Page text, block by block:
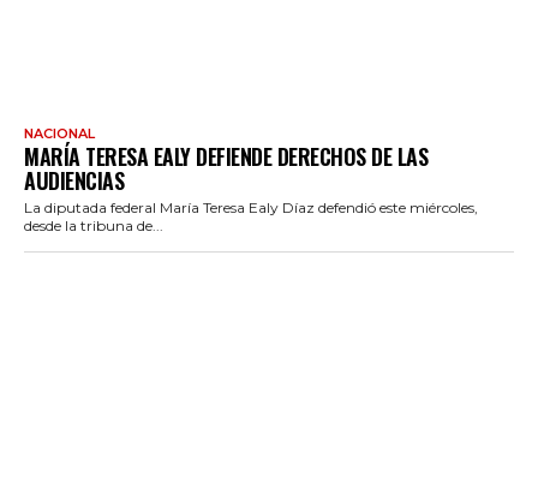
NACIONAL
MARÍA TERESA EALY DEFIENDE DERECHOS DE LAS
AUDIENCIAS
La diputada federal María Teresa Ealy Díaz defendió este miércoles,
desde la tribuna de...